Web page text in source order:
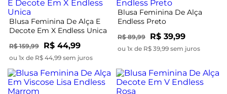
Blusa Feminina De Alça E
Decote Em X Endless Unica
R$ 159,99 R$ 44,99
ou 1x de R$ 44,99 sem juros
Blusa Feminina De Alça
Endless Preto
R$ 89,99 R$ 39,99
ou 1x de R$ 39,99 sem juros